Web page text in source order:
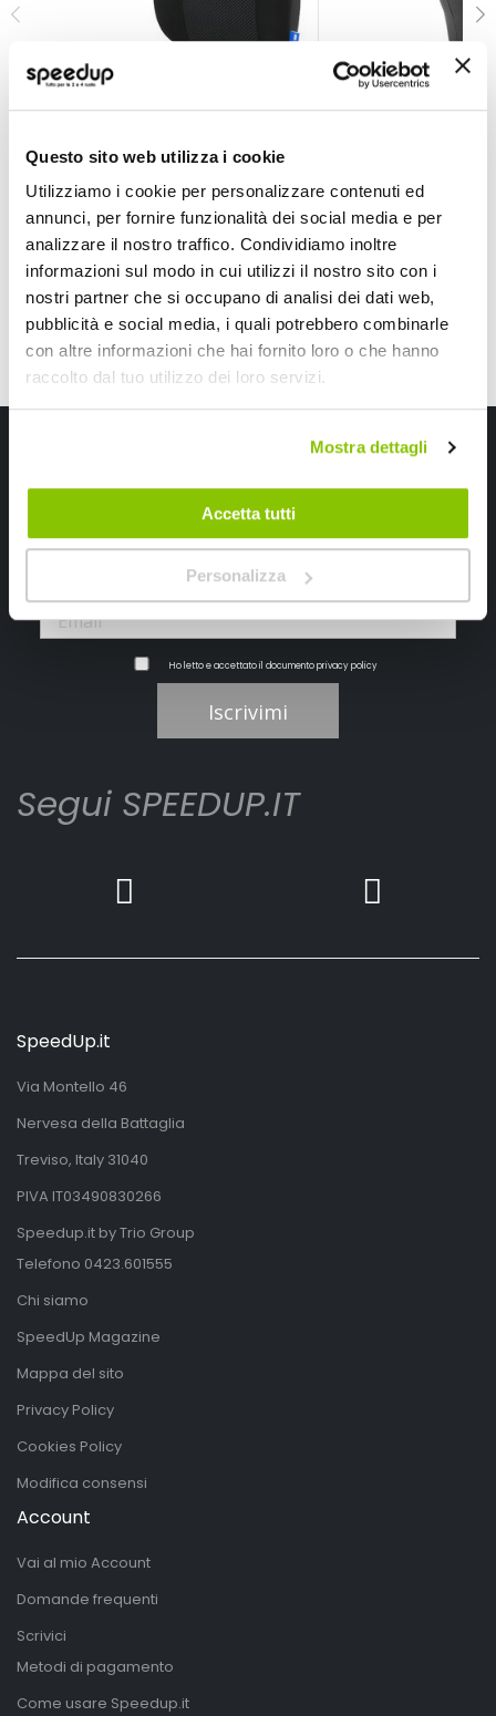
Questo sito web utilizza i cookie
Utilizziamo i cookie per personalizzare contenuti ed
annunci, per fornire funzionalità dei social media e per
analizzare il nostro traffico. Condividiamo inoltre
informazioni sul modo in cui utilizzi il nostro sito con i
nostri partner che si occupano di analisi dei dati web,
pubblicità e social media, i quali potrebbero combinarle
con altre informazioni che hai fornito loro o che hanno
raccolto dal tuo utilizzo dei loro servizi.
Mostra dettagli
Accetta tutti
Personalizza
Nero 38x35x10cm
29,70 €
CONSEGNA IN 48H
Zona Schiena
26,70 €
CONSEGNA IN 48H
Iscriviti alla newsletter Speedup
Ricevi subito uno sconto del 10% per il tuo primo acquisto online!
Ho letto e accettato il documentoprivacy policy
Iscrivimi
Segui SPEEDUP.IT
SpeedUp.it
Via Montello 46
Nervesa della Battaglia
Treviso, Italy 31040
PIVA IT03490830266
Speedup.it by Trio Group
Telefono 0423.601555
Chi siamo
SpeedUp Magazine
Mappa del sito
Privacy Policy
Cookies Policy
Modifica consensi
Account
Vai al mio Account
Domande frequenti
Scrivici
Metodi di pagamento
Come usare Speedup.it